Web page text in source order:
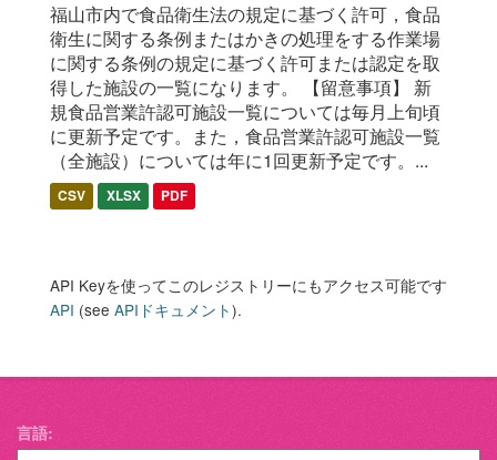
福山市内で食品衛生法の規定に基づく許可，食品
衛生に関する条例またはかきの処理をする作業場
に関する条例の規定に基づく許可または認定を取
得した施設の一覧になります。 【留意事項】 新
規食品営業許認可施設一覧については毎月上旬頃
に更新予定です。また，食品営業許認可施設一覧
（全施設）については年に1回更新予定です。...
CSV XLSX PDF
API Keyを使ってこのレジストリーにもアクセス可能です
API (see APIドキュメント).
言語